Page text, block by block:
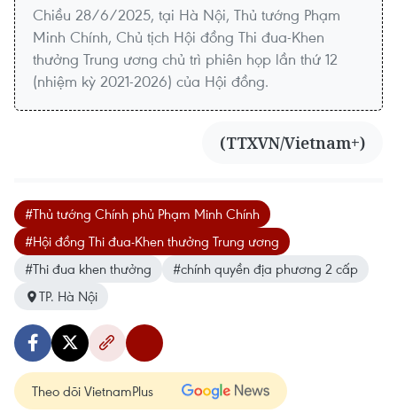
Chiều 28/6/2025, tại Hà Nội, Thủ tướng Phạm
Minh Chính, Chủ tịch Hội đồng Thi đua-Khen
thưởng Trung ương chủ trì phiên họp lần thứ 12
(nhiệm kỳ 2021-2026) của Hội đồng.
(TTXVN/Vietnam+)
#Thủ tướng Chính phủ Phạm Minh Chính
#Hội đồng Thi đua-Khen thưởng Trung ương
#Thi đua khen thưởng
#chính quyền địa phương 2 cấp
TP. Hà Nội
Theo dõi VietnamPlus